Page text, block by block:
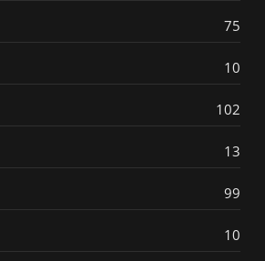
75
10
102
13
99
10